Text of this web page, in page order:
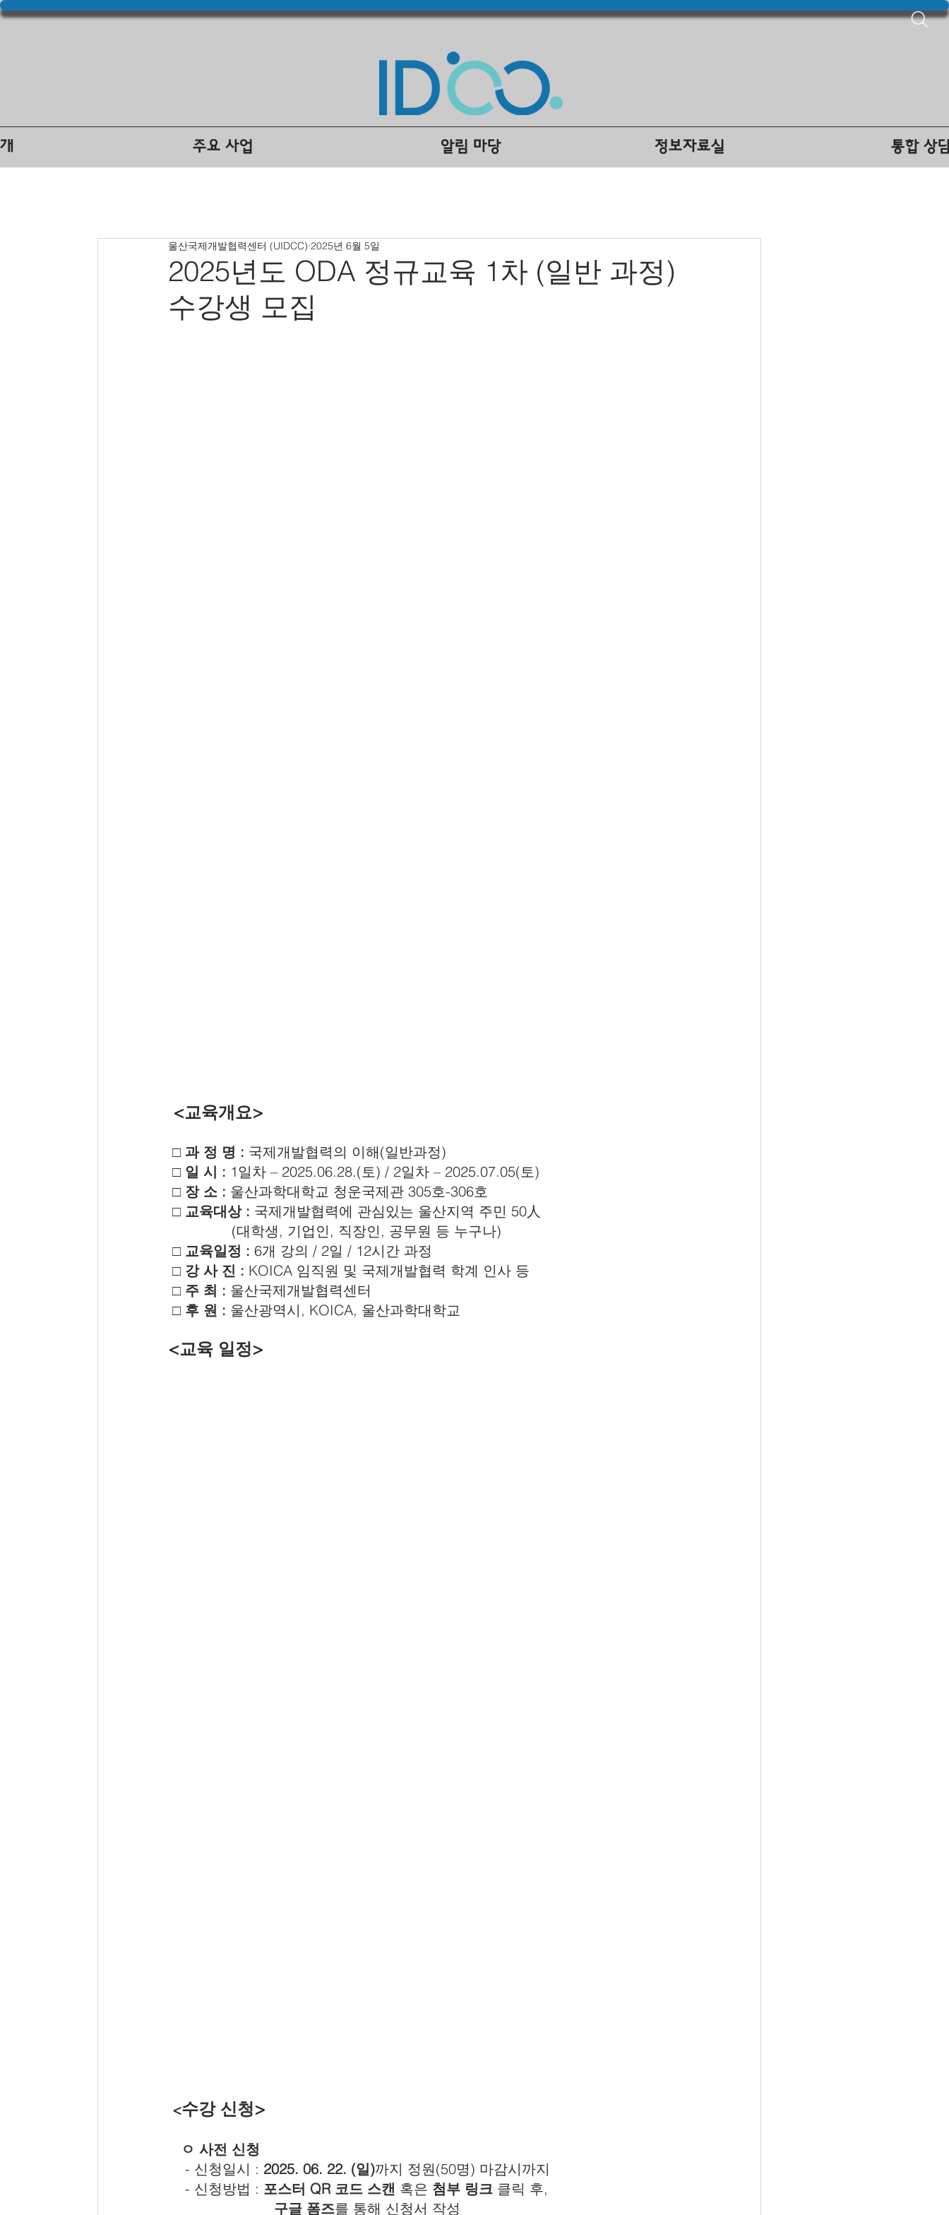
주요 사업 알림 마당 정보자료실 통합 상
2025년도 ODA 정규교육 1차 (일반 과정)
수강생 모집
울산국제개발협력센터 (UIDCC) 2025년 6월 5일
<교육개요>
□ 과 정 명 : 국제개발협력의 이해(일반과정)
□ 일 시 : 1일차 – 2025.06.28.(토) / 2일차 – 2025.07.05(토)
□ 장 소 : 울산과학대학교 청운국제관 305호-306호
□ 교육대상 : 국제개발협력에 관심있는 울산지역 주민 50人
(대학생, 기업인, 직장인, 공무원 등 누구나)
□ 교육일정 : 6개 강의 / 2일 / 12시간 과정
□ 강 사 진 : KOICA 임직원 및 국제개발협력 학계 인사 등
□ 주 최 : 울산국제개발협력센터
□ 후 원 : 울산광역시, KOICA, 울산과학대학교
<교육 일정>
<수강 신청>
ㅇ 사전 신청
- 신청일시 : 2025. 06. 22. (일)까지 정원(50명) 마감시까지
- 신청방법 : 포스터 QR 코드 스캔 혹은 첨부 링크 클릭 후,
구글 폼즈를 통해 신청서 작성